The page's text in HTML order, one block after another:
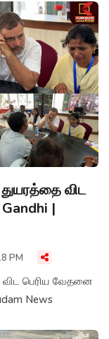
விட
|
PM
பெரிய வேதனை
News